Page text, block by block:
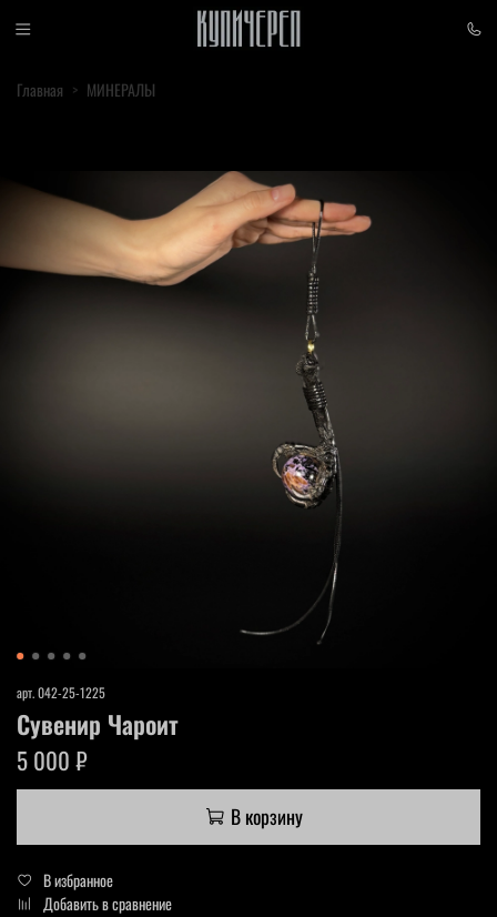
Главная МИНЕРАЛЫ
арт.042-25-1225
Сувенир Чароит
5 000 ₽
В корзину
В избранное
Добавить в сравнение